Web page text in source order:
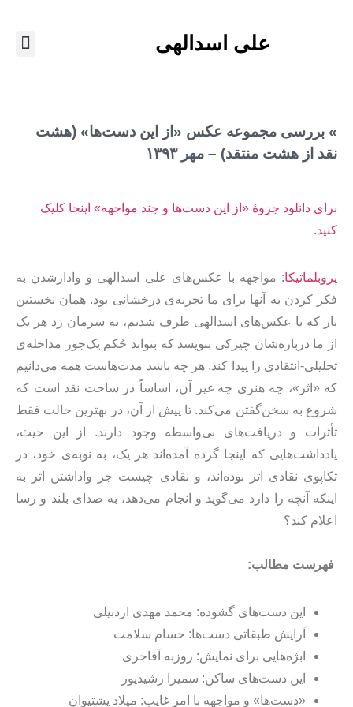
علی اسدالهی
» بررسی مجموعه عکس «از این دست‌ها» (هشت
نقد از هشت منتقد) – مهر ۱۳۹۳
برای دانلود جزوهٔ «از این دست‌‌ها و چند مواجهه» اینجا کلیک
کنید.
پروبلماتیکا: مواجهه با عکس‌های علی اسدالهی و وادارشدن به
فکر کردن به آنها برای ما تجربه‌ی درخشانی بود. همان نخستین
بار که با عکس‌های اسدالهی طرف شدیم، به سرمان زد هر یک
از ما درباره‌شان چیزکی بنویسد که بتواند حُکم یک‌جور مداخله‌ی
تحلیلی-انتقادی را پیدا کند. هر چه باشد مدت‌هاست همه می‌دانیم
که «اثر»، چه هنری چه غیر آن، اساساً در ساحت نقد است که
شروع به سخن‌گفتن می‌کند. تا پیش از آن، در بهترین حالت فقط
تأثرات و دریافت‌های بی‌واسطه وجود دارند. از این حیث،
یادداشت‌هایی که اینجا گرده آمده‌اند هر یک، به نوبه‌ی خود، در
تکاپوی نقادی اثر بوده‌اند، و نقادی چیست جز واداشتن اثر به
اینکه آنچه را دارد می‌گوید و انجام‌ می‌دهد، به صدای بلند و رسا
اعلام کند؟
فهرست مطالب:
این دست‌های گشوده: محمد مهدی اردبیلی
آرایش طبقاتی دست‌ها: حسام سلامت
ابژه‌هایی برای نمایش: روزبه آقاجری
این دست‌های ساکن: سمیرا رشیدپور
«دست‌ها» و مواجهه با امر غایب: میلاد پشتیوان